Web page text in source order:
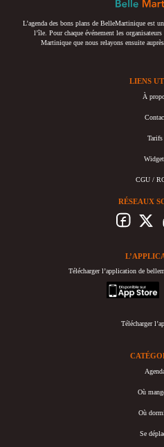
L’agenda des bons plans de BelleMartinique est
l’île. Pour chaque événement les
Martinique que nous relayons ensuite
LIENS
À
Tarifs
CGU /
RÉSEAUX
Télécharger l’application de
appstore
Télécharger
Où
Où
Se